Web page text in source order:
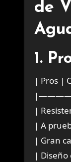
de
1.
| Pros |
|
| A
| Gran
|